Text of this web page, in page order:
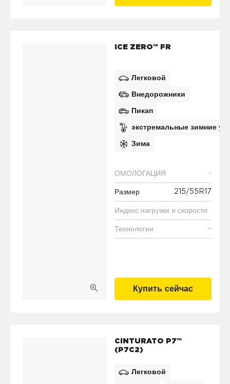
ICE ZERO™ FR
Легковой
Внедорожники
Пикап
экстремальные зимние
Зима
ОМОЛОГАЦИЯ -
Размер 215/55R17
Индекс нагрузки и скорости
Технологии -
Купить сейчас
CINTURATO P7™
(P7C2)
Легковой